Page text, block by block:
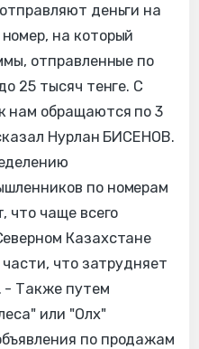
деньги на
на который
отправленные по
25 тысяч тенге. С
нам обращаются по 3
Нурлан БИСЕНОВ.
по номерам
что чаще всего
Казахстане
что затрудняет
- Также путем
или "Олх"
по продажам